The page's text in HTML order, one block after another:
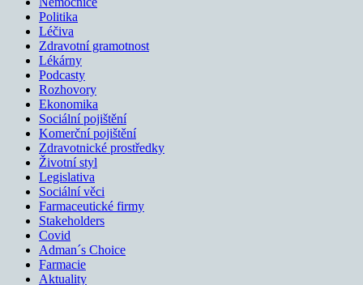
Politika
Léčiva
Zdravotní gramotnost
Lékárny
Podcasty
Rozhovory
Ekonomika
Sociální pojištění
Komerční pojištění
Zdravotnické prostředky
Životní styl
Legislativa
Sociální věci
Farmaceutické firmy
Stakeholders
Covid
Adman´s Choice
Farmacie
Aktuality